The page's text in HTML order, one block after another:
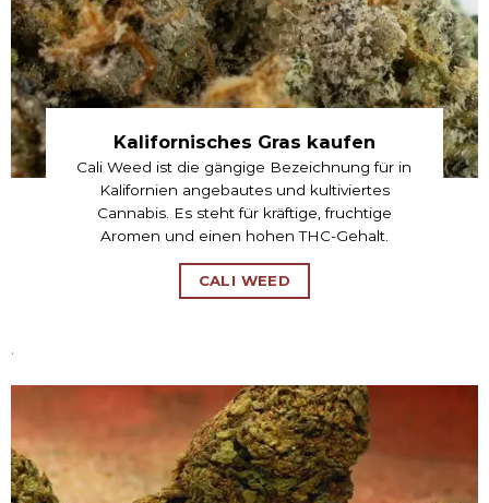
Kalifornisches Gras kaufen
Cali Weed ist die gängige Bezeichnung für in
Kalifornien angebautes und kultiviertes
Cannabis. Es steht für kräftige, fruchtige
Aromen und einen hohen THC-Gehalt.
CALI WEED
.